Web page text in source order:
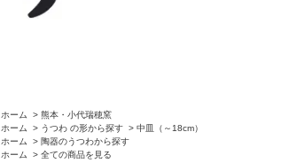
ホーム > 熊本・小代瑞穂窯
ホーム
> うつわ の形から探す > 中皿（～18cm）
ホーム
> 陶器のうつわから探す
ホーム
> 全ての商品を見る